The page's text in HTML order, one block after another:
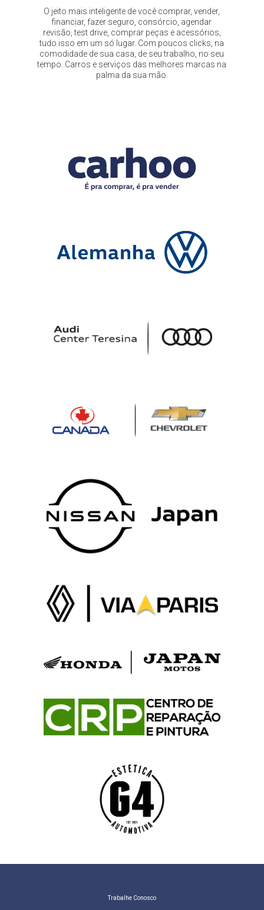
O jeito mais inteligente de você comprar, vender,
financiar, fazer seguro, consórcio, agendar
revisão, test drive, comprar peças e acessórios,
tudo isso em um só lugar. Com poucos clicks, na
comodidade de sua casa, de seu trabalho, no seu
tempo. Carros e serviços das melhores marcas na
palma da sua mão.
Trabalhe Conosco